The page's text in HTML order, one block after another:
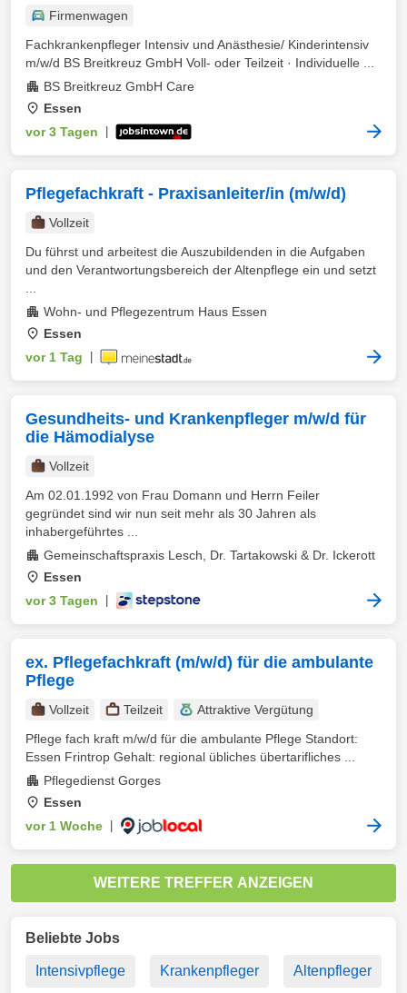
Firmenwagen
Fachkrankenpfleger Intensiv und Anästhesie/ Kinderintensiv
m/w/d BS Breitkreuz GmbH Voll- oder Teilzeit · Individuelle ...
BS Breitkreuz GmbH Care
Essen
vor 3 Tagen
Pflegefachkraft - Praxisanleiter/in (m/w/d)
Vollzeit
Du führst und arbeitest die Auszubildenden in die Aufgaben
und den Verantwortungsbereich der Altenpflege ein und setzt
Wohn- und Pflegezentrum Haus Essen
Essen
vor 1 Tag
Gesundheits- und Krankenpfleger m/w/d für
die Hämodialyse
Vollzeit
Am 02.01.1992 von Frau Domann und Herrn Feiler
gegründet sind wir nun seit mehr als 30 Jahren als
inhabergeführtes ...
Gemeinschaftspraxis Lesch, Dr. Tartakowski & Dr. Ickerott
Essen
vor 3 Tagen
ex. Pflegefachkraft (m/w/d) für die ambulante
Pflege
Vollzeit Teilzeit
Attraktive Vergütung
Pflege fach kraft m/w/d für die ambulante Pflege Standort:
Essen Frintrop Gehalt: regional übliches übertarifliches ...
Pflegedienst Gorges
Essen
vor 1 Woche
WEITERE TREFFER ANZEIGEN
Beliebte Jobs
Intensivpflege Krankenpfleger Altenpfleger